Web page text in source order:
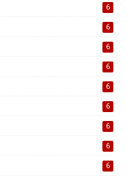
6
6
6
6
6
6
6
6
6